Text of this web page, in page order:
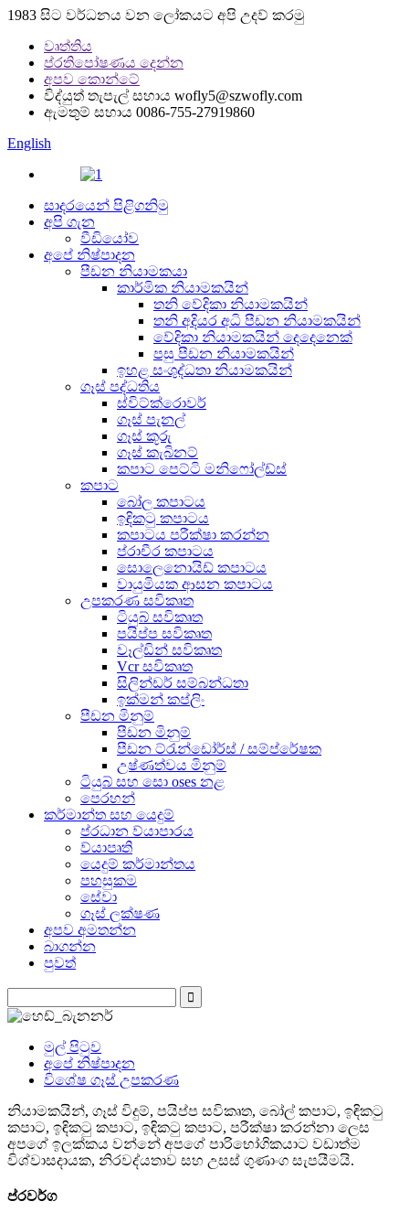
1983 සිට වර්ධනය වන ලෝකයට අපි උදව් කරමු
වෘත්තිය
ප්රතිපෝෂණය දෙන්න
අපව කොන්ටේ
විද්යුත් තැපැල් සහාය wofly5@szwofly.com
ඇමතුම් සහාය 0086-755-27919860
English
සාදරයෙන් පිළිගනිමු
අපි ගැන
වීඩියෝව
අපේ නිෂ්පාදන
පීඩන නියාමකයා
කාර්මික නියාමකයින්
තනි වේදිකා නියාමකයින්
තනි අදියර අධි පීඩන නියාමකයින්
වේදිකා නියාමකයින් දෙදෙනෙක්
පසු පීඩන නියාමකයින්
ඉහළ සංශුද්ධතා නියාමකයින්
ගෑස් පද්ධතිය
ස්විට්ක්රොවර්
ගෑස් පැනල්
ගෑස් කූරු
ගෑස් කැබිනට්
කපාට පෙට්ටි මනිෆෝල්ඩ්ස්
කපාට
බෝල කපාටය
ඉඳිකටු කපාටය
කපාටය පරීක්ෂා කරන්න
ප්රාචීර කපාටය
සොලෙනොයිඩ් කපාටය
වායුමියක ආසන කපාටය
උපකරණ සවිකෘත
ටියුබ් සවිකෘත
පයිප්ප සවිකෘත
වෑල්ඩින් සවිකෘත
Vcr සවිකෘත
සිලින්ඩර් සම්බන්ධතා
ඉක්මන් කප්ලිං
පීඩන මිනුම්
පීඩන මිනුම්
පීඩන ට්රැන්ඩෝර්ස් / සම්ප්රේෂක
උෂ්ණත්වය මිනුම්
ටියුබ් සහ සො oses නළ
පෙරහන්
කර්මාන්ත සහ යෙදුම්
ප්රධාන ව්යාපාරය
ව්යාපෘති
යෙදුම් කර්මාන්තය
පහසුකම
සේවා
ගෑස් ලක්ෂණ
අපව අමතන්න
බාගන්න
පුවත්
මුල් පිටුව
අපේ නිෂ්පාදන
විශේෂ ගෑස් උපකරණ
නියාමකයින්, ගෑස් විදුම්, පයිප්ප සවිකෘත, බෝල් කපාට, ඉඳිකටු
කපාට, ඉඳිකටු කපාට, ඉඳිකටු කපාට, පරීක්ෂා කරන්නා ලෙස
අපගේ ඉලක්කය වන්නේ අපගේ පාරිභෝගිකයාට වඩාත්ම
විශ්වාසදායක, නිරවද්යතාව සහ උසස් ගුණාංග සැපයීමයි.
ප්රවර්ග